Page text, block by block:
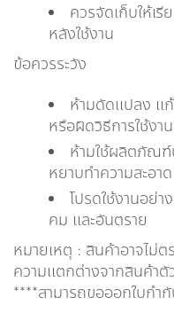
ควรจัดเก็บให้เ
หลังใช้งาน
ข้อควรระวัง
ห้ามดัดแปลง แก้
หรือผิดวิธีการใช้งาน
ห้ามใช้ผลิตภัณฑ์
หยาบทำความสะอาด
โปรดใช้งานอย่า
คม และอันตราย
หมายเหตุ : สินค้าอาจไม่
ความแตกต่างจากสินค้าตั
****สามารถขอออกใบกำ